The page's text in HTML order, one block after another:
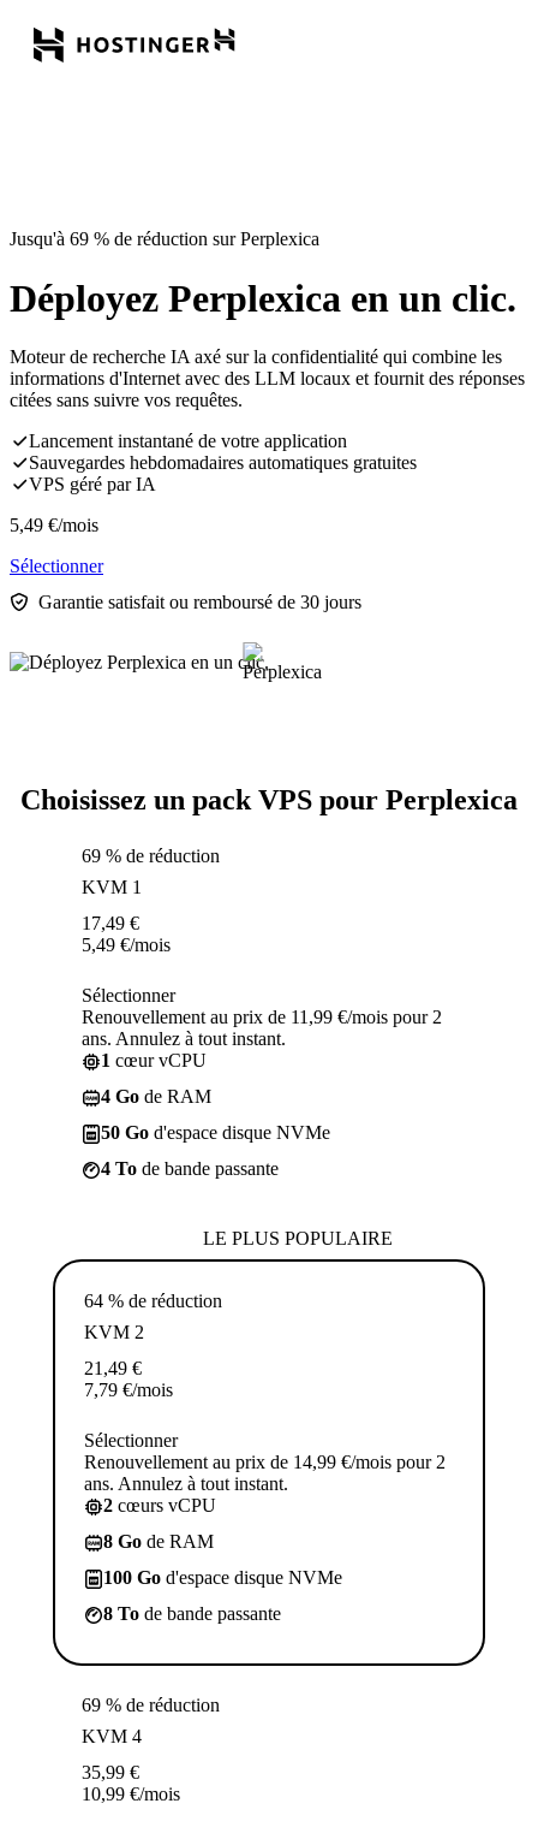
Jusqu'à 69 % de réduction sur Perplexica
Déployez Perplexica en un clic.
Moteur de recherche IA axé sur la confidentialité qui combine les
informations d'Internet avec des LLM locaux et fournit des réponses
citées sans suivre vos requêtes.
Lancement instantané de votre application
Sauvegardes hebdomadaires automatiques gratuites
VPS géré par IA
5,49 €/mois
Sélectionner
Garantie satisfait ou remboursé de 30 jours
Choisissez un pack VPS pour Perplexica
69 % de réduction
KVM 1
17,49 €
5,49 €/mois
Sélectionner
Renouvellement au prix de 11,99 €/mois pour 2
ans. Annulez à tout instant.
1 cœur vCPU
4 Go de RAM
50 Go d'espace disque NVMe
4 To de bande passante
LE PLUS POPULAIRE
64 % de réduction
KVM 2
21,49 €
7,79 €/mois
Sélectionner
Renouvellement au prix de 14,99 €/mois pour 2
ans. Annulez à tout instant.
2 cœurs vCPU
8 Go de RAM
100 Go d'espace disque NVMe
8 To de bande passante
69 % de réduction
KVM 4
35,99 €
10,99 €/mois